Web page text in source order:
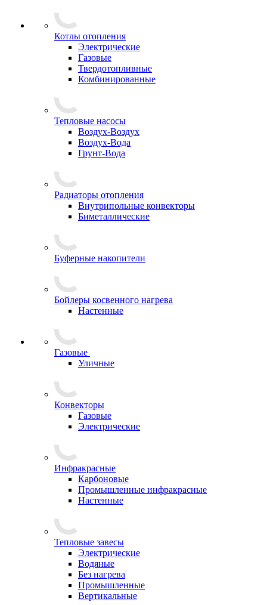
Котлы отопления
Электрические
Газовые
Твердотопливные
Комбинированные
Тепловые насосы
Воздух-Воздух
Воздух-Вода
Грунт-Вода
Радиаторы отопления
Внутрипольные конвекторы
Биметаллические
Буферные накопители
Бойлеры косвенного нагрева
Настенные
Газовые
Уличные
Конвекторы
Газовые
Электрические
Инфракрасные
Карбоновые
Промышленные инфракрасные
Настенные
Тепловые завесы
Электрические
Водяные
Без нагрева
Промышленные
Вертикальные